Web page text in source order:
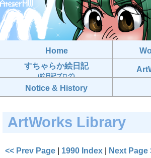
Home
すちゃらか絵日記
(絵日記ブログ)
Notice & History
ArtWorks Library
<< Prev Page | 1990 Index | Next Page